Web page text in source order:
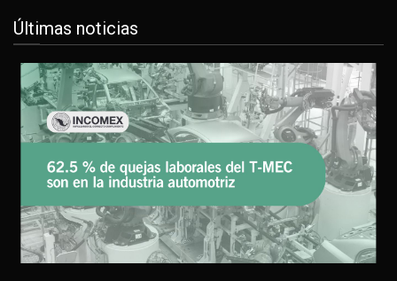
Últimas noticias